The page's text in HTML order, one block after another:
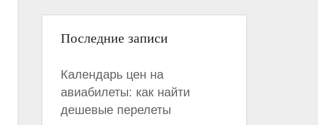
Последние записи
Календарь цен на
авиабилеты: как найти
дешевые перелеты